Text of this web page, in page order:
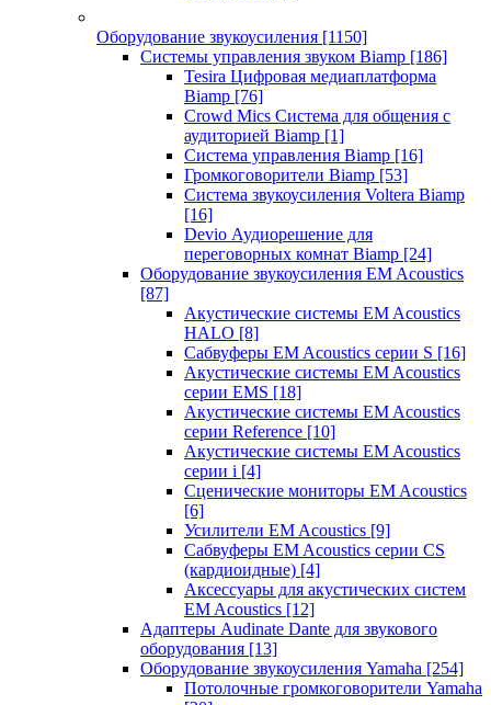
Оборудование звукоусиления [1150]
Системы управления звуком Biamp [186]
Tesira Цифровая медиаплатформа
Biamp [76]
Crowd Mics Система для общения с
аудиторией Biamp [1]
Система управления Biamp [16]
Громкоговорители Biamp [53]
Система звукоусиления Voltera Biamp
[16]
Devio Аудиорешение для
переговорных комнат Biamp [24]
Оборудование звукоусиления EM Acoustics
[87]
Акустические системы EM Acoustics
HALO [8]
Сабвуферы EM Acoustics серии S [16]
Акустические системы EM Acoustics
серии EMS [18]
Акустические системы EM Acoustics
серии Reference [10]
Акустические системы EM Acoustics
серии i [4]
Сценические мониторы EM Acoustics
[6]
Усилители EM Acoustics [9]
Сабвуферы EM Acoustics серии CS
(кардиоидные) [4]
Аксессуары для акустических систем
EM Acoustics [12]
Адаптеры Audinate Dante для звукового
оборудования [13]
Оборудование звукоусиления Yamaha [254]
Потолочные громкоговорители Yamaha